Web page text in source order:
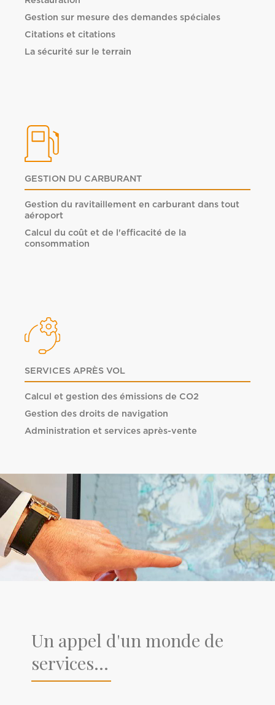
Gestion sur mesure des demandes spéciales
Citations et citations
La sécurité sur le terrain
GESTION DU CARBURANT
Gestion du ravitaillement en carburant dans tout
aéroport
Calcul du coût et de l'efficacité de la
consommation
SERVICES APRÈS VOL
Calcul et gestion des émissions de CO2
Gestion des droits de navigation
Administration et services après-vente
Un appel d'un monde de
services...